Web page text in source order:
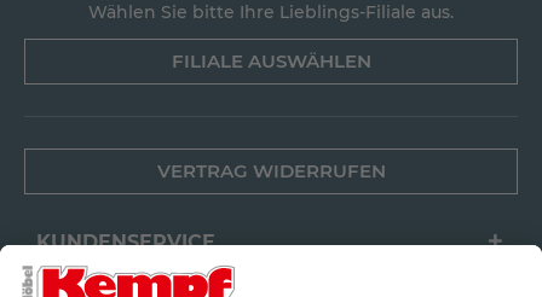
Wählen Sie bitte Ihre Lieblings-Filiale aus.
FILIALE AUSWÄHLEN
VERTRAG WIDERRUFEN
KUNDENSERVICE
FILIALEN